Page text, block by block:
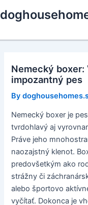
to
Nemecký
impozantný pes
By
Nemecký boxer je
tvrdohlavý aj
Práve jeho
naozajstný klenot.
predovšetkým ako
strážny či
alebo športovo
vyčítať. Dokonca je